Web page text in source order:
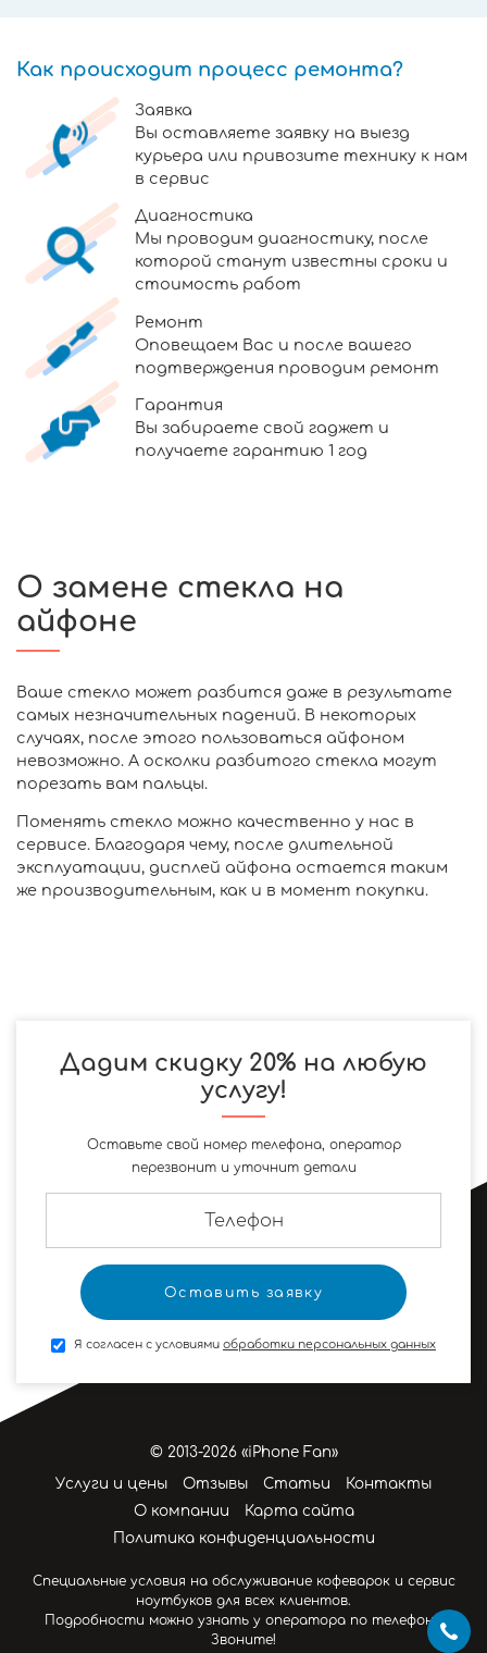
Как происходит процесс ремонта?
Заявка
Вы оставляете заявку на выезд
курьера или привозите технику к нам
в сервис
Диагностика
Мы проводим диагностику, после
которой станут известны сроки и
стоимость работ
Ремонт
Оповещаем Вас и после вашего
подтверждения проводим ремонт
Гарантия
Вы забираете свой гаджет и
получаете гарантию 1 год
О замене стекла на
айфоне
Ваше стекло может разбится даже в результате
самых незначительных падений. В некоторых
случаях, после этого пользоваться айфоном
невозможно. А осколки разбитого стекла могут
порезать вам пальцы.
Поменять стекло можно качественно у нас в
сервисе. Благодаря чему, после длительной
эксплуатации, дисплей айфона остается таким
же производительным, как и в момент покупки.
Дадим скидку 20% на любую
услугу!
Оставьте свой номер телефона, оператор
перезвонит и уточнит детали
Я согласен с условиями обработки персональных данных
© 2013-2026 «iPhone Fan»
Услуги и цены
Отзывы Статьи
Контакты
О компании
Карта сайта
Политика конфиденциальности
Специальные условия на обслуживание кофеварок и сервис
ноутбуков для всех клиентов.
Подробности можно узнать у оператора по телефону.
Звоните!